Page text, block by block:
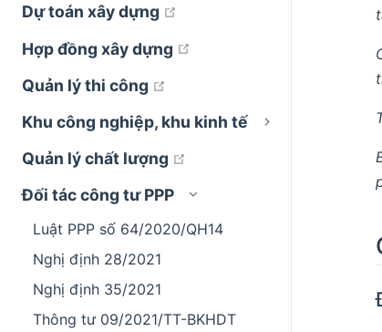
Dự toán xây dựng
Hợp đồng xây dựng
Quản lý thi công
Khu công nghiệp, khu kinh tế
Quản lý chất lượng
Đối tác công tư PPP
Luật PPP số 64/2020/QH14
Nghị định 28/2021
Nghị định 35/2021
Thông tư 09/2021/TT-BKHDT